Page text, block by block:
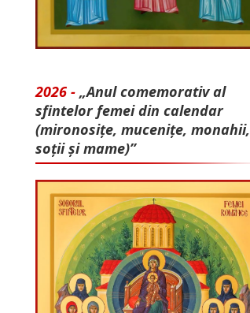
2026 - „Anul comemorativ al
sfintelor femei din calendar
(mironosițe, mu­cenițe, monahii,
soții și mame)”